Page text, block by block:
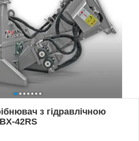
з гідравлічною
42RS